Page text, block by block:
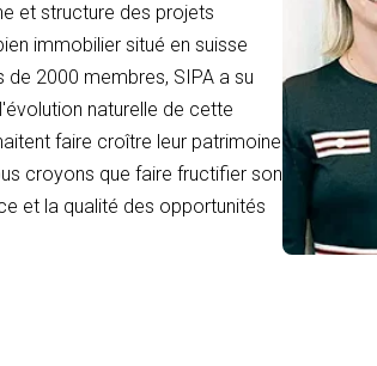
et structure des projets
immobilier situé en suisse
de 2000 membres, SIPA a su
naturelle de cette
faire croître leur patrimoine
croyons que faire fructifier son
et la qualité des opportunités